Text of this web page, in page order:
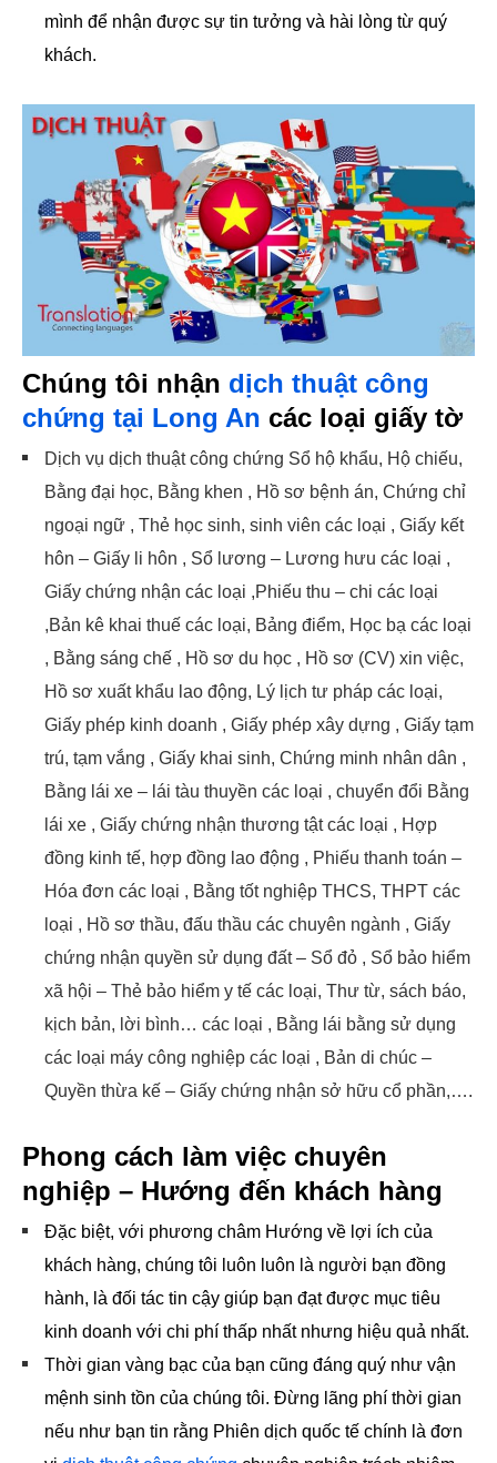
mình để nhận được sự tin tưởng và hài lòng từ quý
khách.
Chúng tôi nhận dịch thuật công
chứng tại Long An các loại giấy tờ
Dịch vụ dịch thuật công chứng Sổ hộ khẩu, Hộ chiếu,
Bằng đại học, Bằng khen , Hồ sơ bệnh án, Chứng chỉ
ngoại ngữ , Thẻ học sinh, sinh viên các loại , Giấy kết
hôn – Giấy li hôn , Sổ lương – Lương hưu các loại ,
Giấy chứng nhận các loại ,Phiếu thu – chi các loại
,Bản kê khai thuế các loại, Bảng điểm, Học bạ các loại
, Bằng sáng chế , Hồ sơ du học , Hồ sơ (CV) xin việc,
Hồ sơ xuất khẩu lao động, Lý lịch tư pháp các loại,
Giấy phép kinh doanh , Giấy phép xây dựng , Giấy tạm
trú, tạm vắng , Giấy khai sinh, Chứng minh nhân dân ,
Bằng lái xe – lái tàu thuyền các loại , chuyển đổi Bằng
lái xe , Giấy chứng nhận thương tật các loại , Hợp
đồng kinh tế, hợp đồng lao động , Phiếu thanh toán –
Hóa đơn các loại , Bằng tốt nghiệp THCS, THPT các
loại , Hồ sơ thầu, đấu thầu các chuyên ngành , Giấy
chứng nhận quyền sử dụng đất – Sổ đỏ , Sổ bảo hiểm
xã hội – Thẻ bảo hiểm y tế các loại, Thư từ, sách báo,
kịch bản, lời bình… các loại , Bằng lái bằng sử dụng
các loại máy công nghiệp các loại , Bản di chúc –
Quyền thừa kế – Giấy chứng nhận sở hữu cổ phần,….
Phong cách làm việc chuyên
nghiệp – Hướng đến khách hàng
Đặc biệt, với phương châm Hướng về lợi ích của
khách hàng, chúng tôi luôn luôn là người bạn đồng
hành, là đối tác tin cậy giúp bạn đạt được mục tiêu
kinh doanh với chi phí thấp nhất nhưng hiệu quả nhất.
Thời gian vàng bạc của bạn cũng đáng quý như vận
mệnh sinh tồn của chúng tôi. Đừng lãng phí thời gian
nếu như bạn tin rằng Phiên dịch quốc tế chính là đơn